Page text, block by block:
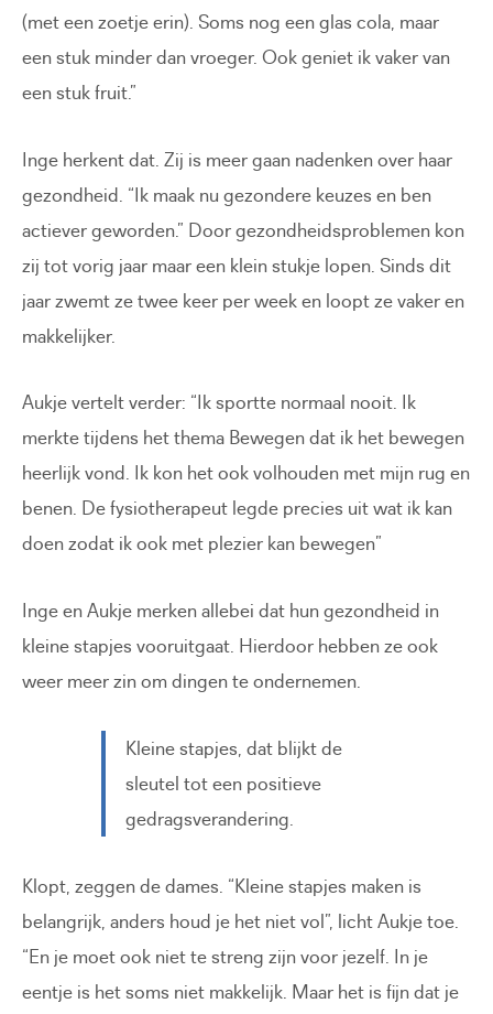
(met een zoetje erin). Soms nog een glas cola, maar
een stuk minder dan vroeger. Ook geniet ik vaker van
een stuk fruit.”
Inge herkent dat. Zij is meer gaan nadenken over haar
gezondheid. “Ik maak nu gezondere keuzes en ben
actiever geworden.” Door gezondheidsproblemen kon
zij tot vorig jaar maar een klein stukje lopen. Sinds dit
jaar zwemt ze twee keer per week en loopt ze vaker en
makkelijker.
Aukje vertelt verder: “Ik sportte normaal nooit. Ik
merkte tijdens het thema Bewegen dat ik het bewegen
heerlijk vond. Ik kon het ook volhouden met mijn rug en
benen. De fysiotherapeut legde precies uit wat ik kan
doen zodat ik ook met plezier kan bewegen”
Inge en Aukje merken allebei dat hun gezondheid in
kleine stapjes vooruitgaat. Hierdoor hebben ze ook
weer meer zin om dingen te ondernemen.
Kleine stapjes, dat blijkt de
sleutel tot een positieve
gedragsverandering.
Klopt, zeggen de dames. “Kleine stapjes maken is
belangrijk, anders houd je het niet vol”, licht Aukje toe.
“En je moet ook niet te streng zijn voor jezelf. In je
eentje is het soms niet makkelijk. Maar het is fijn dat je